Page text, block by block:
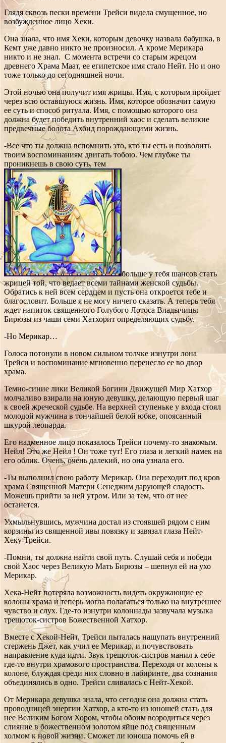
Глядя сквозь пески времени Трейси видела смущенное, но
возбужденное лицо Хеки.
Она знала, что имя Хеки, которым девочку назвала бабушка, в
Кемт уже давно никто не произносил. А кроме Мерикара
никто и не знал. С момента встречи со старым жрецом
древнего Храма Маат, ее египетское имя стало Нейт. Но и оно
тоже только до сегодняшней ночи.
Этой ночью она получит имя жрицы. Имя, с которым пройдет
через всю оставшуюся жизнь. Имя, которое обозначит самую
ее суть и способ ритуала. Имя, с помощью которого она
должна будет победить внутренний хаос и сделать великие
предвечные болота Ахбид порождающими жизнь.
-Все что ты должна вспомнить это, кто ты есть и позволить
твоим воспоминаниям двигать тобою. Чем глубже ты
проникнешь в свою суть, тем
больше у тебя шансов стать
жрицей той, что ведает всеми тайнами женской судьбы.
Обратись к ней всем сердцем и пусть она откроется тебе и
благословит. Больше я не могу ничего сказать. А теперь тебя
ждет напиток священного Голубого Лотоса Владычицы
Бирюзы из чаши семи Хатхорит определяющих судьбу.
-Но Мерикар…
Голоса потонули в новом сильном толчке изнутри лона
Трейси и воспоминание мгновенно перенесло ее во двор
храма.
Темно-синие лики Великой Богини Движущей Мир Хатхор
молчаливо взирали на юную девушку, делающую первый шаг
к своей жреческой судьбе. На верхней ступеньке у входа стоял
молодой мужчина в тончайшей белой юбке, опоясанный
шкурой леопарда.
Его надменное лицо показалось Трейси почему-то знакомым.
Нейл! Это же Нейл ! Он тоже тут! Его глаза и легкий намек на
его облик. Очень, очень далекий, но она узнала его.
-Ты выполнил свою работу Мерикар. Она переходит под кров
храма Священной Матери Сенеджим дарующей сладость.
Можешь прийти за ней утром. Или за тем, что от нее
останется.
Ухмыльнувшись, мужчина достал из стоявшей рядом с ним
корзины из священной ивы повязку и завязал глаза Нейт-
Хеку-Трейси.
-Помни, ты должна найти свой путь. Слушай себя и победи
свой Хаос через Великую Мать Бирюзы – шепнул ей на ухо
Мерикар.
Хека-Нейт потеряла возможность видеть окружающие ее
колоны храма и теперь могла полагаться только на внутреннее
чувство и слух. Где-то изнутри колоннады зазвучала музыка
трещоток-систров Божественной Хатхор.
Вместе с Хекой-Нейт, Трейси пыталась нащупать внутренний
стержень Джет, как учил ее Мерикар, и почувствовать
направление куда идти. Звук трещоток-систров манил к себе
где-то внутри храмового пространства. Переходя от колоны к
колоне, блуждая среди них словно в лабиринте, два сознания
объединялись в одно. Трейси сливалась с Нейт-Хекой.
От Мерикара девушка знала, что сегодня она должна стать
проводницей энергии Хатхор, а кто-то из юношей стать для
нее Великим Богом Хором, чтобы обоим возродиться через
слияние в божественном золотом яйце под священным
холмом к новой жизни. Сможет ли юноша помочь ей в